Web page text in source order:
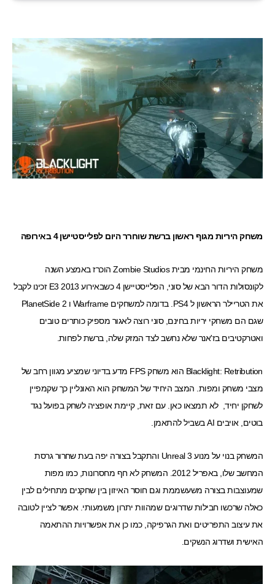
משחק היריות מגוף ראשון ברשת שוחרר היום לפלייסטיישן 4 באירופה
משחק היריות החינמי מבית Zombie Studios הוכרזבאמצע השנה
לקונסולות הדור הבא של סוני, הפלייסטיישן 4 כשבאירוע E3 2013 זכינו לקבל
את הטריילר הראשון ל PS4. בדומה למשחקים Warframe ו PlanetSide 2
שגם הם משחקי יריות בחינם, סוני רוצה לאגור מספיק כותרים טובים
ואטרקטיבים בז'אנר שלא נחשב לצד המזק שלה, ברשת לפחות.
Blacklight: Retribution הוא משחק FPS מדע בדיוני שמציע מגוון רחב של
מצבי משחק ומפות. המצב היחיד של המשחק הוא האונליין כך שקמפיין
לשחקן יחיד, לא תמצאו כאן. עם זאת, קיימת אופציה לשחק בפועל נגד
בוטים, אויבים AI בשביל להתאמן.
המשחק בנוי על מנוע Unreal 3 והתקבל בצורה יפה בעת שחרור גרסת
המחשב שלו, באפריל 2012. המשחק לא חף מחסרונות, כמו מפות
שמעוצבות בצורה משעשממת וגם חוסר האיזון בין שחקנים מתחילים לבין
כאלה שרכשו חבילות שדרוגים שמהוות יתרון משמעותי. אפשר לציין לטובה
את עיצוב התפריטים ואת הגרפיקה, כמו כן את אפשרויות ההתאמה
האישית ושדרוג הנשקים.